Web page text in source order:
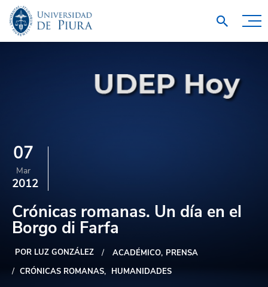
07
Mar
2012
Crónicas romanas. Un día en el
Borgo di Farfa
POR LUZ GONZÁLEZ ACADÉMICO PRENSA
CRÓNICAS ROMANAS
HUMANIDADES